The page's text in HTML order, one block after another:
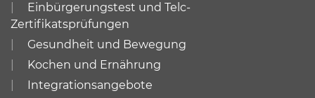
Einbürgerungstest und Telc-
Zertifikatsprüfungen
Gesundheit und Bewegung
Kochen und Ernährung
Integrationsangebote